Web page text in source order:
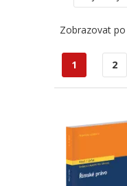
Zobrazovat po
1 2